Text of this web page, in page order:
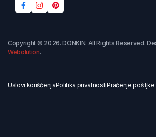
Copyright © 2026. DONKIN. All Rights Reserved.
Webolution.
Uslovi korišćenjaPolitika privatnostiPraćenje pošiljke